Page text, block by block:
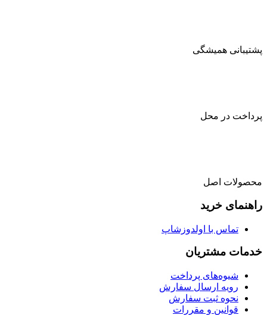
پشتیبانی همیشگی
پرداخت در محل
محصولات اصل
راهنمای خرید
تماس با اولدوزشاپ
خدمات مشتریان
شیوه‌های پرداخت
رویه ارسال سفارش
نحوه ثبت سفارش
قوانین و مقررات